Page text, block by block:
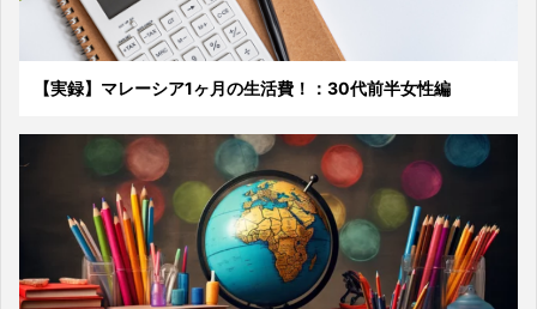
【実録】マレーシア1ヶ月の生活費！：30代前半女性編